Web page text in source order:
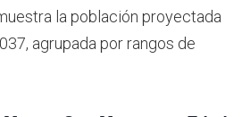
la población proyectada
agrupada por rangos de